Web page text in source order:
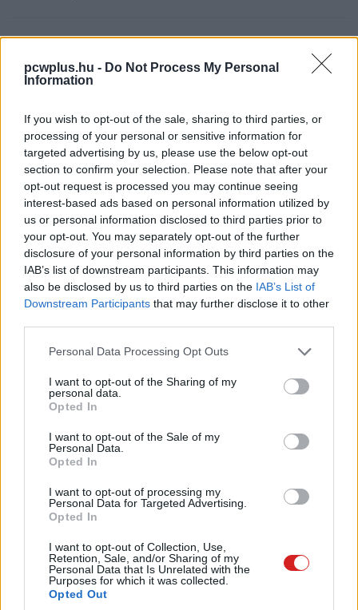
pcwplus.hu - Do Not Process My Personal
Information
If you wish to opt-out of the sale, sharing to third parties, or
processing of your personal or sensitive information for
targeted advertising by us, please use the below opt-out
section to confirm your selection. Please note that after your
opt-out request is processed you may continue seeing
interest-based ads based on personal information utilized by
us or personal information disclosed to third parties prior to
your opt-out. You may separately opt-out of the further
disclosure of your personal information by third parties on the
IAB’s list of downstream participants. This information may
also be disclosed by us to third parties on the IAB’s List of
Downstream Participants that may further disclose it to other
Please note that this website/app uses one or more Google
not limited to your visit or usage behaviour. You may click to
grant or deny consent to Google and its third-party tags to
use your data for below specified purposes in below Google
consent section.
Personal Data Processing Opt Outs
I want to opt-out of the Sharing of my
personal data.
Opted In
I want to opt-out of the Sale of my
Personal Data.
Opted In
I want to opt-out of processing my
Personal Data for Targeted Advertising.
Opted In
I want to opt-out of Collection, Use,
Retention, Sale, and/or Sharing of my
Personal Data that Is Unrelated with the
Purposes for which it was collected.
Opted Out
Twitteren, párbajra hívta
Putyint, ez lett belőle
Sós Évi |2022 március 15. 09:07
A Tesla vezére Ukrajnát tette fel tétként, de a
Elon Musk, a világ leggazdagabb embere hétfőn harcra
hívta ki Vlagyimir Putyin orosz elnököt, amelynek tétje
nem kevesebb, mint Ukrajna sorsa. A különc milliárdos
ahol közismerten kiszámíthatatlan posztokat tesz közzé
- próbálta kiprovokálni, hogy az orosz vezető
próbára magát. A Tesla-vezér bejegyzéséből nem derül
ki, pontosan milyen megmérettetésre gondolt.